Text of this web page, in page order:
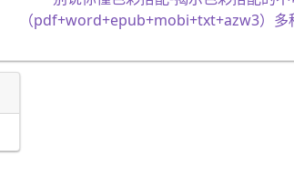
（pdf+word+epub+mobi+txt+azw3）多